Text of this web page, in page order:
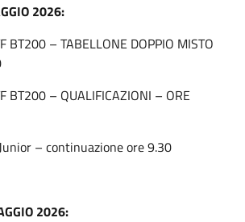
2026:
BT200 – TABELLONE DOPPIO MISTO
BT200 – QUALIFICAZIONI – ORE
– continuazione ore 9.30
2026: